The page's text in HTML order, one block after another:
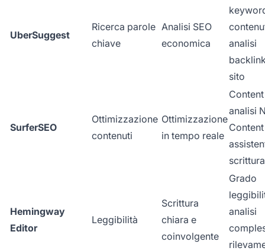
UberSuggest
Ricerca parole
chiave
Analisi SEO
economica
analisi
sito
SurferSEO
Ottimizzazione
contenuti
Ottimizzazione
in tempo reale
analisi
Hemingway
Editor
Leggibilità
Scrittura
chiara e
coinvolgente
Grado
analisi